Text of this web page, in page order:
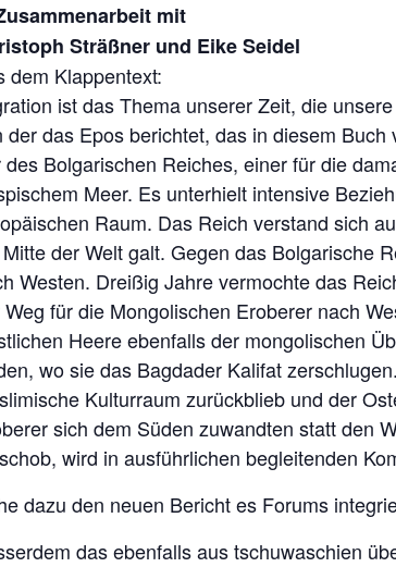
mit
Sträßner und Eike Seidel
dem Klappentext:
ist das Thema unserer Zeit, die
der das Epos berichtet, das in diesem
des Bolgarischen Reiches, einer für die
Meer. Es unterhielt intensive
Raum. Das Reich verstand sich
der Welt galt. Gegen das Bolgarische
Westen. Dreißig Jahre vermochte das
für die Mongolischen Eroberer nach
Heere ebenfalls der mongolischen
wo sie das Bagdader Kalifat
Kulturraum zurückblieb und der
sich dem Süden zuwandten statt den
wird in ausführlichen begleitenden
dazu den neuen Bericht es Forums
das ebenfalls aus tschuwaschien